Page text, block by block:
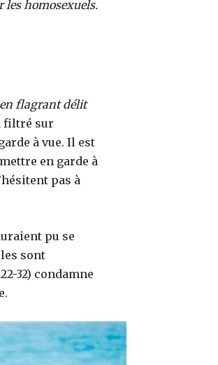
les homosexuels.
flagrant délit
filtré sur
à vue. Il est
en garde à
pas à
pu se
sont
32) condamne